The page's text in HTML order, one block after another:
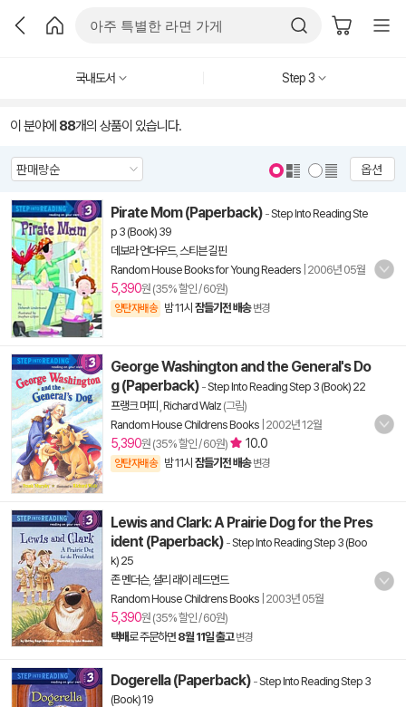
국내도서 Step 3
이 분야에 88개의 상품이 있습니다.
옵션
Pirate Mom (Paperback) -Step Into Reading Ste
p 3 (Book) 39
데보라 언더우드, 스티븐 길핀
Random House Books for Young Readers 2006년 05월
5,390원 (35% 할인 / 60원)
양탄자배송 밤 11시 잠들기전 배송 변경
George Washington and the General's Do
g (Paperback) -Step Into Reading Step 3 (Book) 22
프랭크 머피 Richard Walz (그림)
Random House Childrens Books 2002년 12월
5,390원 (35% 할인 / 60원) 10.0
양탄자배송 밤 11시 잠들기전 배송 변경
Lewis and Clark: A Prairie Dog for the Pres
ident (Paperback) -Step Into Reading Step 3 (Boo
k) 25
존 멘더슨, 셜리 래이 레드먼드
Random House Childrens Books 2003년 05월
5,390원 (35% 할인 / 60원)
택배로 주문하면 8월 11일 출고 변경
Dogerella (Paperback) -Step Into Reading Step 3
(Book) 19